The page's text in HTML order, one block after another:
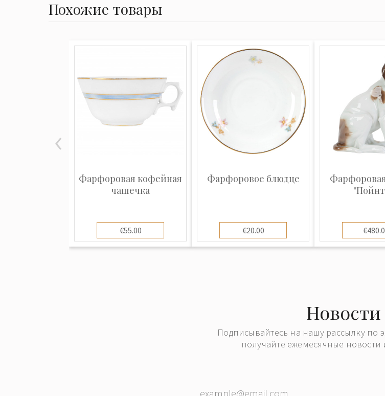
компании Royal Copenhagen.Именно в столице
королевства Дании появилась традиция росписи
девятнадцатого века компания, кроме сервизов и ваз,
начинает выпуск фигурок животных.
Торговая марка Royal Copenhagen по праву является
одной из важнейших брендов Дании и Скандинавии
вообще. Статус "Поставщика двора её Величества
Королевы Дании" и королевская корона, наряду с
полуторавековой историей подчеркивают высокую
"пробу" марки. А качество и стоимость продукции
люкс.
Похожие товары
Фарфоровая кофейная
чашечка
€55.00
Фарфоровое блюдце
€20.00
Новости
Подписывайтесь на нашу рассылку по
получайте ежемесячные